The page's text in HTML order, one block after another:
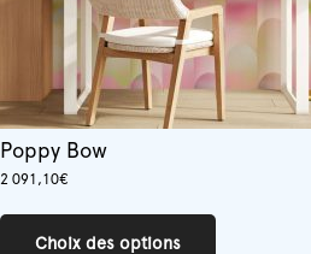
produit
Poppy Bow
2 091,10€
Choix des options